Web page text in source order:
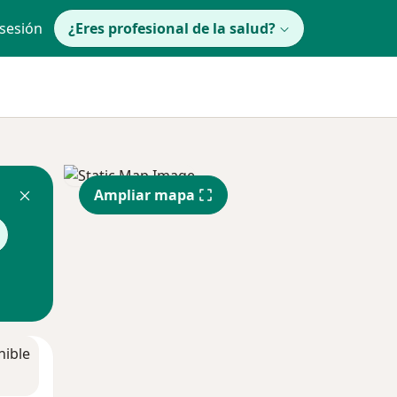
¿Eres profesional de la salud?
Ampliar mapa